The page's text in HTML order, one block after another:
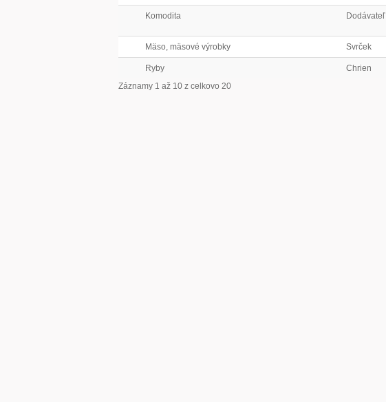
Komodita Dodávateľ
Mäso, mäsové výrobky Svrček
Ryby Chrien
Záznamy 1 až 10 z celkovo 20